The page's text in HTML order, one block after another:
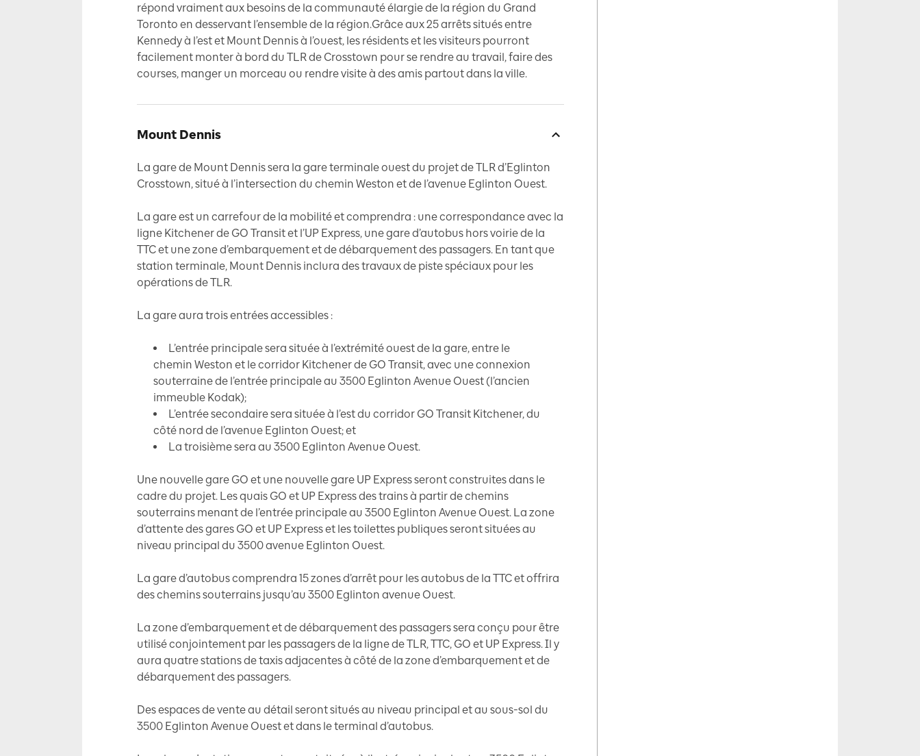
répond vraiment aux besoins de la communauté élargie de la région du Grand
Toronto en desservant l’ensemble de la région.Grâce aux 25 arrêts situés entre
Kennedy à l’est et Mount Dennis à l’ouest, les résidents et les visiteurs pourront
facilement monter à bord du TLR de Crosstown pour se rendre au travail, faire des
courses, manger un morceau ou rendre visite à des amis partout dans la ville.
Mount Dennis
La gare de Mount Dennis sera la gare terminale ouest du projet de TLR d’Eglinton
Crosstown, situé à l’intersection du chemin Weston et de l’avenue Eglinton Ouest.
La gare est un carrefour de la mobilité et comprendra : une correspondance avec la
ligne Kitchener de GO Transit et l’UP Express, une gare d’autobus hors voirie de la
TTC et une zone d’embarquement et de débarquement des passagers. En tant que
station terminale, Mount Dennis inclura des travaux de piste spéciaux pour les
opérations de TLR.
La gare aura trois entrées accessibles :
L’entrée principale sera située à l’extrémité ouest de la gare, entre le
chemin Weston et le corridor Kitchener de GO Transit, avec une connexion
souterraine de l’entrée principale au 3500 Eglinton Avenue Ouest (l’ancien
immeuble Kodak);
L’entrée secondaire sera située à l’est du corridor GO Transit Kitchener, du
côté nord de l’avenue Eglinton Ouest; et
La troisième sera au 3500 Eglinton Avenue Ouest.
Une nouvelle gare GO et une nouvelle gare UP Express seront construites dans le
cadre du projet. Les quais GO et UP Express des trains à partir de chemins
souterrains menant de l’entrée principale au 3500 Eglinton Avenue Ouest. La zone
d’attente des gares GO et UP Express et les toilettes publiques seront situées au
niveau principal du 3500 avenue Eglinton Ouest.
La gare d’autobus comprendra 15 zones d’arrêt pour les autobus de la TTC et offrira
des chemins souterrains jusqu’au 3500 Eglinton avenue Ouest.
La zone d’embarquement et de débarquement des passagers sera conçu pour être
utilisé conjointement par les passagers de la ligne de TLR, TTC, GO et UP Express. Il y
aura quatre stations de taxis adjacentes à côté de la zone d’embarquement et de
débarquement des passagers.
Des espaces de vente au détail seront situés au niveau principal et au sous-sol du
3500 Eglinton Avenue Ouest et dans le terminal d’autobus.